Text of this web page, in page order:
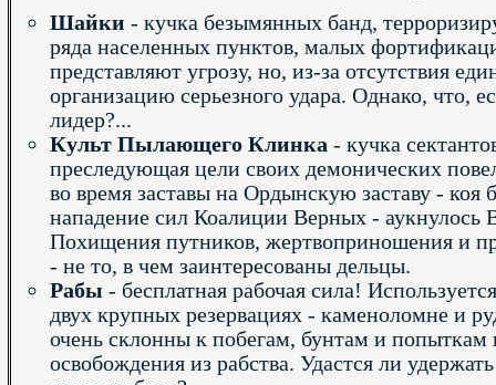
Шайки - кучка безымянных банд,
ряда населенных пунктов, малых
представляют угрозу, но, из-за отсутствия
организацию серьезного удара. Однако, что,
лидер?...
Культ Пылающего Клинка - кучка
преследующая цели своих демонических
во время заставы на Ордынскую заставу - коя
нападение сил Коалиции Верных -
Похищения путников, жертвоприношения и
- не то, в чем заинтересованы дельцы.
Рабы - бесплатная рабочая сила!
двух крупных резервациях - каменоломне и
очень склонны к побегам, бунтам и попыткам
освобождения из рабства. Удастся ли